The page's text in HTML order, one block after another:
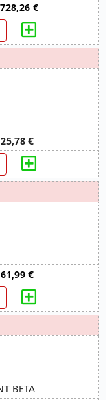
728,26 €
25,78 €
61,99 €
BETA